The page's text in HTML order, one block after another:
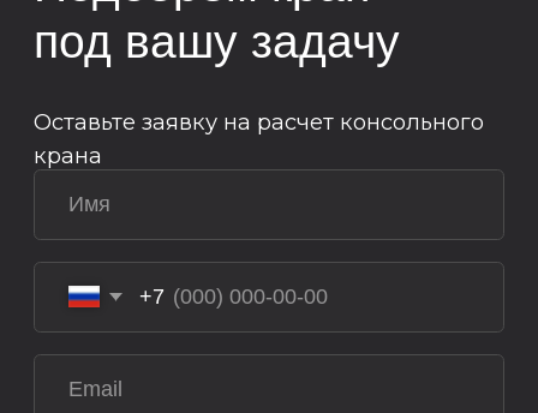
Политика конфиденциальности
Пользовательское соглашение
данных
Мы рады и всегда на связи! Пишите на
почтуinfo@kranpm.ru